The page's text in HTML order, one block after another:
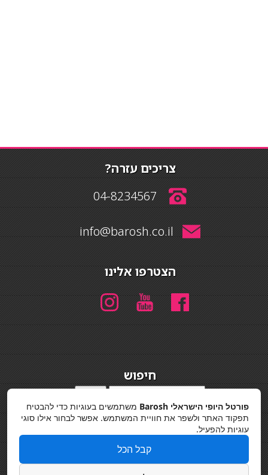
צריכים עזרה?
04-8234567
info@barosh.co.il
הצטרפו אלינו
חיפוש
מדיניות פרטיות
פורטל היופי הישראלי Barosh
משתמשים בעוגיות כדי להבטיח
תפקוד האתר ולשפר את חוויית המשתמש. אפשר לבחור אילו סוגי
עוגיות להפעיל.
קבל הכל